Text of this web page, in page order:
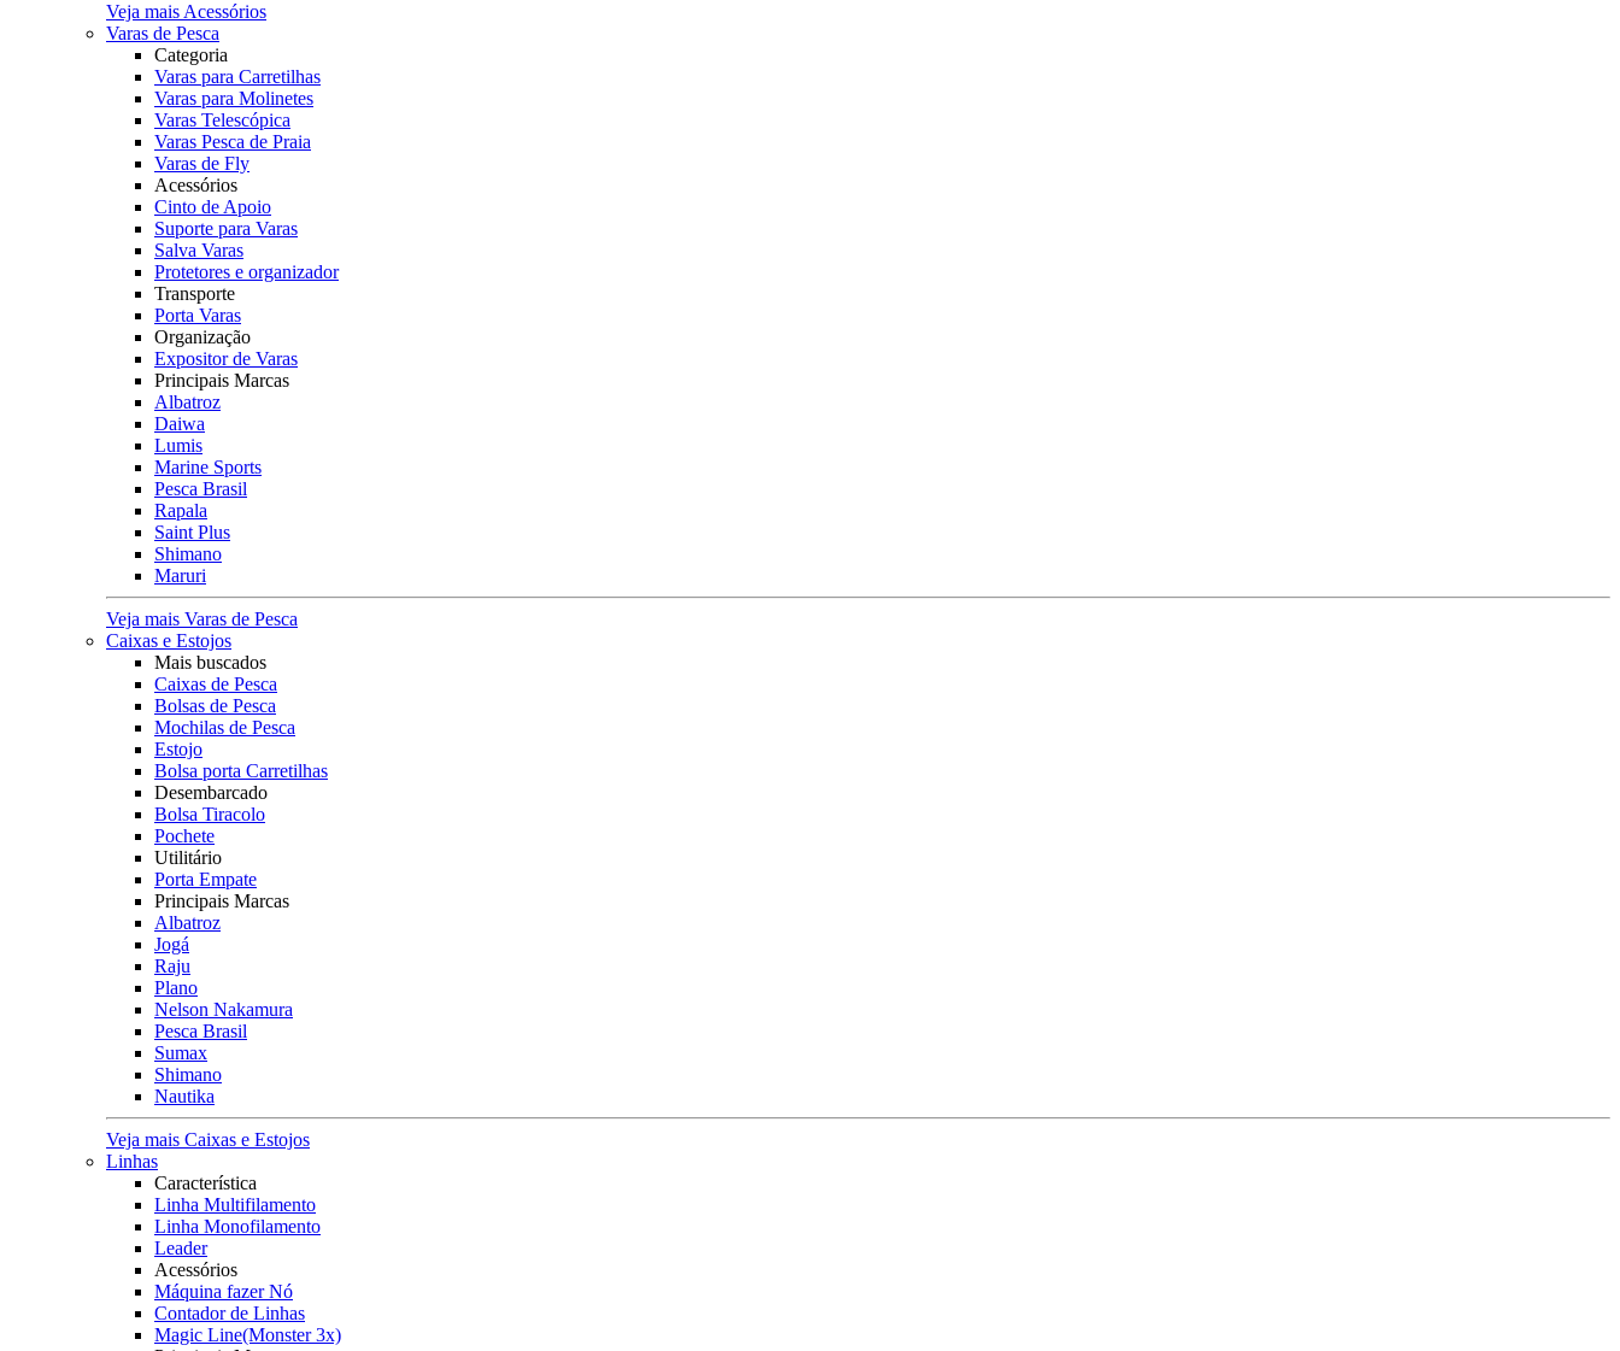
Veja mais Acessórios
Varas de Pesca
Categoria
Varas para Carretilhas
Varas para Molinetes
Varas Telescópica
Varas Pesca de Praia
Varas de Fly
Acessórios
Cinto de Apoio
Suporte para Varas
Salva Varas
Protetores e organizador
Transporte
Porta Varas
Organização
Expositor de Varas
Principais Marcas
Albatroz
Daiwa
Lumis
Marine Sports
Pesca Brasil
Rapala
Saint Plus
Shimano
Maruri
Veja mais Varas de Pesca
Caixas e Estojos
Mais buscados
Caixas de Pesca
Bolsas de Pesca
Mochilas de Pesca
Estojo
Bolsa porta Carretilhas
Desembarcado
Bolsa Tiracolo
Pochete
Utilitário
Porta Empate
Principais Marcas
Albatroz
Jogá
Raju
Plano
Nelson Nakamura
Pesca Brasil
Sumax
Shimano
Nautika
Veja mais Caixas e Estojos
Linhas
Característica
Linha Multifilamento
Linha Monofilamento
Leader
Acessórios
Máquina fazer Nó
Contador de Linhas
Magic Line(Monster 3x)